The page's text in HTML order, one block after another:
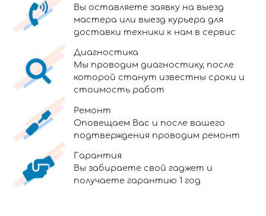
Вы оставляете заявку на выезд
мастера или выезд курьера для
доставки техники к нам в сервис
Диагностика
Мы проводим диагностику, после
которой станут известны сроки и
стоимость работ
Ремонт
Оповещаем Вас и после вашего
подтверждения проводим ремонт
Гарантия
Вы забираете свой гаджет и
получаете гарантию 1 год